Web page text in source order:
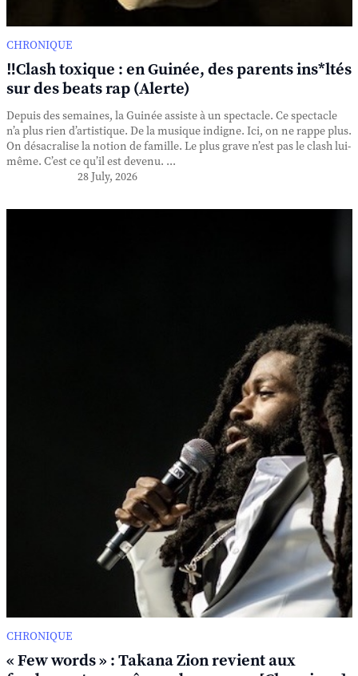
CHRONIQUE
‼️Clash toxique : en Guinée, des parents ins*ltés
sur des beats rap (Alerte)
Depuis des semaines, la Guinée assiste à un spectacle. Ce spectacle
n’a plus rien d’artistique. De la musique indigne. Ici, on ne rappe plus.
On désacralise la notion de famille. Le plus grave n’est pas le clash lui-
même. C’est ce qu’il est devenu. ...
28 July, 2026
CHRONIQUE
« Few words » : Takana Zion revient aux